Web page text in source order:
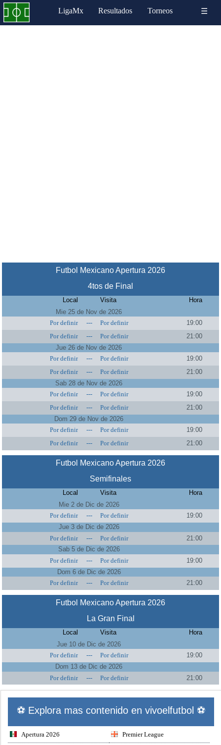
LigaMx Resultados Torneos ☰
Futbol Mexicano Apertura 2026
4tos de Final
Local Visita
Hora
Mie 25 de Nov de 2026
Por definir
--- Por definir
19:00
Por definir
--- Por definir
21:00
Jue 26 de Nov de 2026
Por definir
--- Por definir
19:00
Por definir
--- Por definir
21:00
Sab 28 de Nov de 2026
Por definir
--- Por definir
19:00
Por definir
--- Por definir
21:00
Dom 29 de Nov de 2026
Por definir
--- Por definir
19:00
Por definir
--- Por definir 21:00
Futbol Mexicano Apertura 2026
Semifinales
Local Visita
Hora
Mie 2 de Dic de 2026
Por definir
--- Por definir
19:00
Jue 3 de Dic de 2026
Por definir
--- Por definir
21:00
Sab 5 de Dic de 2026
Por definir
--- Por definir
19:00
Dom 6 de Dic de 2026
Por definir
--- Por definir 21:00
Futbol Mexicano Apertura 2026
La Gran Final
Local Visita
Hora
Jue 10 de Dic de 2026
Por definir
--- Por definir
19:00
Dom 13 de Dic de 2026
Por definir
--- Por definir 21:00
⚽ Explora mas contenido en vivoelfutbol ⚽
Apertura 2026 Premier League